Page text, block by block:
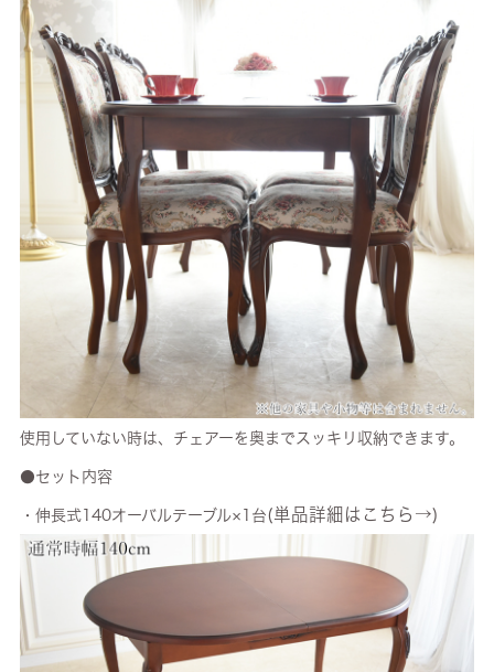
使用していない時は、チェアーを奥までスッキリ収納できます。
●セット内容
・伸長式140オーバルテーブル×1台(単品詳細はこちら→)